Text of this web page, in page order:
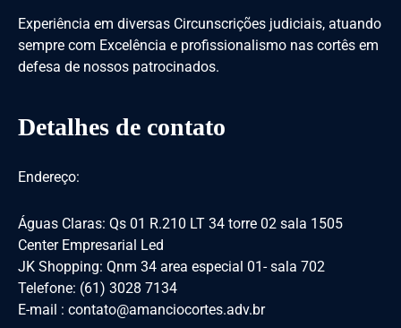
Experiência em diversas Circunscrições judiciais, atuando
sempre com Excelência e profissionalismo nas cortês em
defesa de nossos patrocinados.
Detalhes de contato
Endereço:
Águas Claras: Qs 01 R.210 LT 34 torre 02 sala 1505
Center Empresarial Led
JK Shopping: Qnm 34 area especial 01- sala 702
Telefone: (61) 3028 7134
E-mail : contato@amanciocortes.adv.br